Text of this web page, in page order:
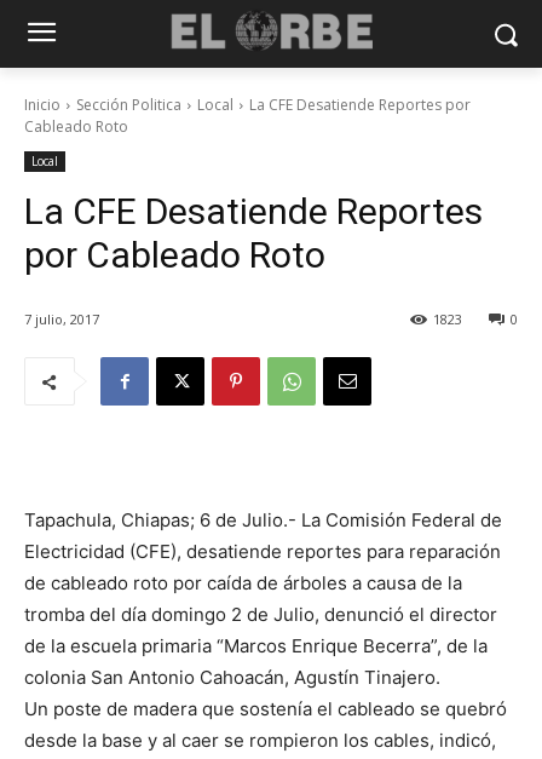
Inicio Sección Politica Local
La CFE Desatiende Reportes por
Cableado Roto
Local
La CFE Desatiende Reportes
por Cableado Roto
7 julio, 2017 0
1823
Tapachula, Chiapas; 6 de Julio.- La Comisión Federal de
Electricidad (CFE), desatiende reportes para reparación
de cableado roto por caída de árboles a causa de la
tromba del día domingo 2 de Julio, denunció el director
de la escuela primaria “Marcos Enrique Becerra”, de la
colonia San Antonio Cahoacán, Agustín Tinajero.
Un poste de madera que sostenía el cableado se quebró
desde la base y al caer se rompieron los cables, indicó,